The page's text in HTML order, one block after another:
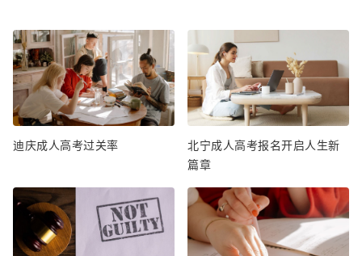
迪庆成人高考过关率
北宁成人高考报名开启人生新
篇章